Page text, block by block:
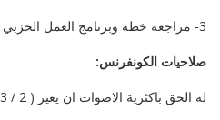
3- مراجعة خطة وبرنامج العمل الحزبي ووضع برنامج عمل جديد للحزب
صلاحيات الكونفرنس:
له الحق باكثرية الاصوات ان يغير ( 2 / 3 ) اعضاء اللجنة المركزية.